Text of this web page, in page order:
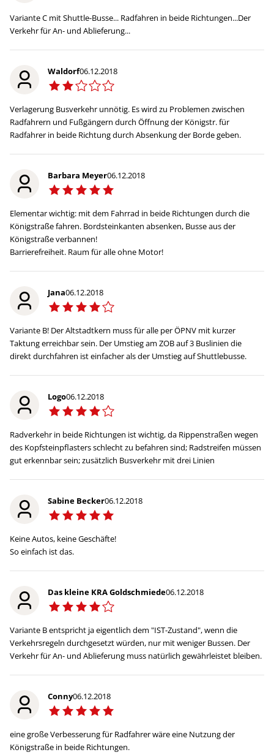
Variante C mit Shuttle-Busse... Radfahren in beide Richtungen...Der
Verkehr für An- und Ablieferung...
Waldorf06.12.2018
Verlagerung Busverkehr unnötig. Es wird zu Problemen zwischen
Radfahrern und Fußgängern durch Öffnung der Königstr. für
Radfahrer in beide Richtung durch Absenkung der Borde geben.
Barbara Meyer06.12.2018
Elementar wichtig: mit dem Fahrrad in beide Richtungen durch die
Königstraße fahren. Bordsteinkanten absenken, Busse aus der
Königstraße verbannen!
Barrierefreiheit. Raum für alle ohne Motor!
Jana06.12.2018
Variante B! Der Altstadtkern muss für alle per ÖPNV mit kurzer
Taktung erreichbar sein. Der Umstieg am ZOB auf 3 Buslinien die
direkt durchfahren ist einfacher als der Umstieg auf Shuttlebusse.
Logo06.12.2018
Radverkehr in beide Richtungen ist wichtig, da Rippenstraßen wegen
des Kopfsteinpflasters schlecht zu befahren sind; Radstreifen müssen
gut erkennbar sein; zusätzlich Busverkehr mit drei Linien
Sabine Becker06.12.2018
Keine Autos, keine Geschäfte!
So einfach ist das.
Das kleine KRA Goldschmiede06.12.2018
Variante B entspricht ja eigentlich dem "IST-Zustand", wenn die
Verkehrsregeln durchgesetzt würden, nur mit weniger Bussen. Der
Verkehr für An- und Ablieferung muss natürlich gewährleistet bleiben.
Conny06.12.2018
eine große Verbesserung für Radfahrer wäre eine Nutzung der
Königstraße in beide Richtungen.